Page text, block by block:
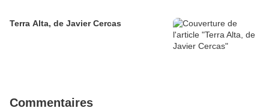
Terra Alta, de Javier Cercas
Commentaires